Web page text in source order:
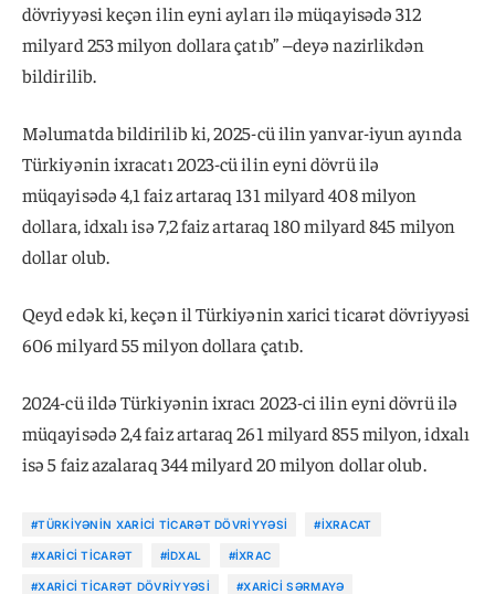
dövriyyəsi keçən ilin eyni ayları ilə müqayisədə 312
milyard 253 milyon dollara çatıb” –deyə nazirlikdən
bildirilib.
Məlumatda bildirilib ki, 2025-cü ilin yanvar-iyun ayında
Türkiyənin ixracatı 2023-cü ilin eyni dövrü ilə
müqayisədə 4,1 faiz artaraq 131 milyard 408 milyon
dollara, idxalı isə 7,2 faiz artaraq 180 milyard 845 milyon
dollar olub.
Qeyd edək ki, keçən il Türkiyənin xarici ticarət dövriyyəsi
606 milyard 55 milyon dollara çatıb.
2024-cü ildə Türkiyənin ixracı 2023-ci ilin eyni dövrü ilə
müqayisədə 2,4 faiz artaraq 261 milyard 855 milyon, idxalı
isə 5 faiz azalaraq 344 milyard 20 milyon dollar olub.
#TÜRKIYƏNIN XARICI TICARƏT DÖVRIYYƏSI #IXRACAT
#XARICI TICARƏT #IDXAL #IXRAC
#XARICI TICARƏT DÖVRIYYƏSI #XARICI SƏRMAYƏ